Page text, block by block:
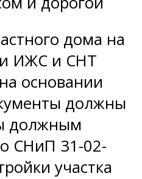
дома на
ИЖС и СНТ
основании
должны
должным
СНиП 31-02-
участка